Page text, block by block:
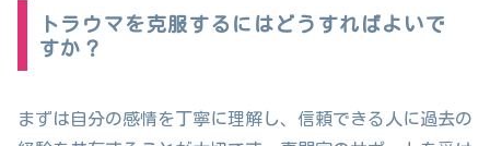
トラウマを克服するにはどうすればよいで
すか？
まずは自分の感情を丁寧に理解し、信頼できる人に過去の